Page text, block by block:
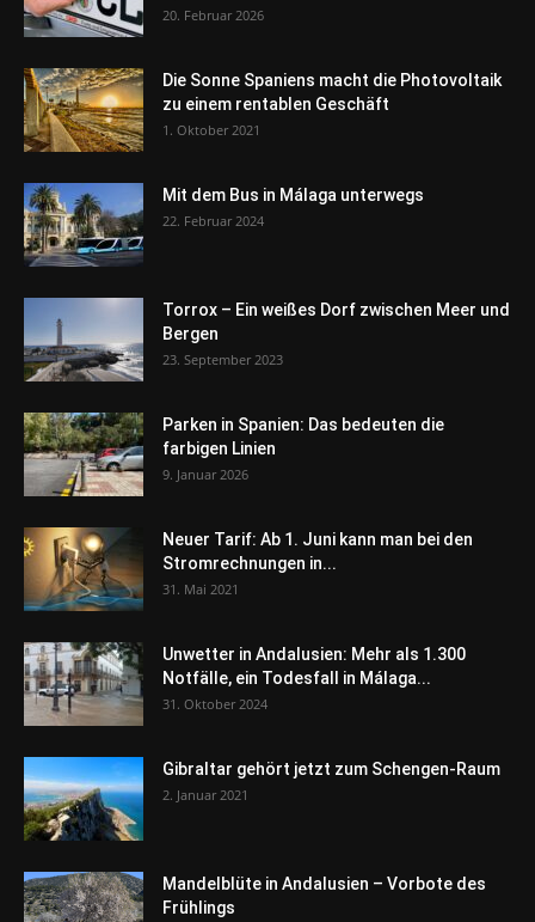
20. Februar 2026
Die Sonne Spaniens macht die Photovoltaik
zu einem rentablen Geschäft
1. Oktober 2021
Mit dem Bus in Málaga unterwegs
22. Februar 2024
Torrox – Ein weißes Dorf zwischen Meer und
Bergen
23. September 2023
Parken in Spanien: Das bedeuten die
farbigen Linien
9. Januar 2026
Neuer Tarif: Ab 1. Juni kann man bei den
Stromrechnungen in...
31. Mai 2021
Unwetter in Andalusien: Mehr als 1.300
Notfälle, ein Todesfall in Málaga...
31. Oktober 2024
Gibraltar gehört jetzt zum Schengen-Raum
2. Januar 2021
Mandelblüte in Andalusien – Vorbote des
Frühlings